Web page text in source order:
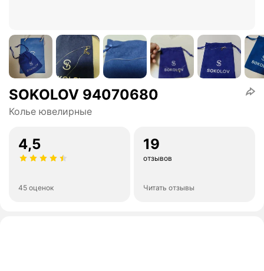
SOKOLOV 94070680
Колье ювелирные
4,5
45 оценок
19
отзывов
Читать отзывы